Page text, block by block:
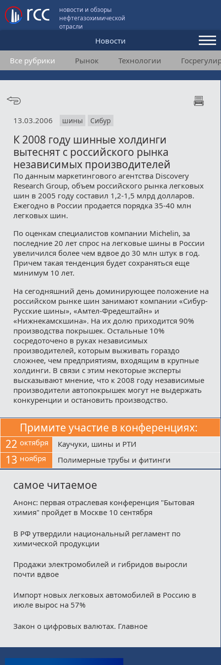
новости и обзоры
нефтегазохимической
отрасли
Новости
Аналитика и мнения
Конференции
Подписка
Пользовательское соглашение
Медиакит
Контакты
Все рубрики Рынок Технологии
13.03.2006 шины Сибур
К 2008 году шинные холдинги
вытеснят с российского рынка
независимых производителей
По данным маркетингового агентства Discovery
Research Group, объем российского рынка легковых
шин в 2005 году составил 1,2-1,5 млрд долларов.
Ежегодно в России продается порядка 35-40 млн
легковых шин.
По оценкам специалистов компании Мichelin, за
последние 20 лет спрос на легковые шины в России
увеличился более чем вдвое до 30 млн штук в год.
Причем такая тенденция будет сохраняться еще
минимум 10 лет.
На сегодняшний день доминирующее положение на
российском рынке шин занимают компании «Сибур-
Русские шины», «Амтел-Фредештайн» и
«Нижнекамскшина». На их долю приходится 90%
производства покрышек. Остальные 10%
сосредоточено в руках независимых
производителей, которым выживать гораздо
сложнее, чем предприятиям, входящим в крупные
холдинги. В связи с этим некоторые эксперты
высказывают мнение, что к 2008 году независимые
производители автопокрышек могут не выдержать
конкуренции и остановить производство.
Примите участие в конференциях:
22 октября Каучуки, шины и РТИ
13 ноября Полимерные трубы и фитинги
самое читаемое
Анонс: первая отраслевая конференция "Бытовая
химия" пройдет в Москве 10 сентября
В РФ утвердили национальный регламент по
химической продукции
Продажи электромобилей и гибридов выросли
почти вдвое
Импорт новых легковых автомобилей в Россию в
июле вырос на 57%
Закон о цифровых валютах. Главное